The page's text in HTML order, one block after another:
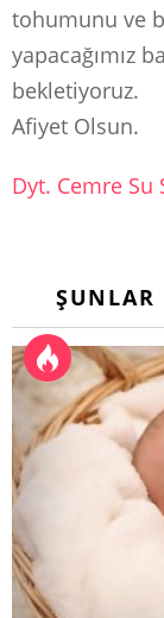
tohumunu ve
yapacağımız
bekletiyoruz.
Afiyet Olsun.
Dyt. Cemre Su
ŞUNLAR